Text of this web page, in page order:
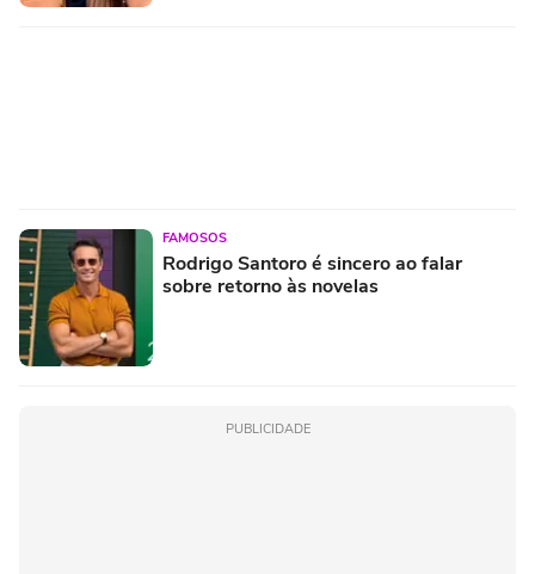
FAMOSOS
Rodrigo Santoro é sincero ao falar
sobre retorno às novelas
PUBLICIDADE